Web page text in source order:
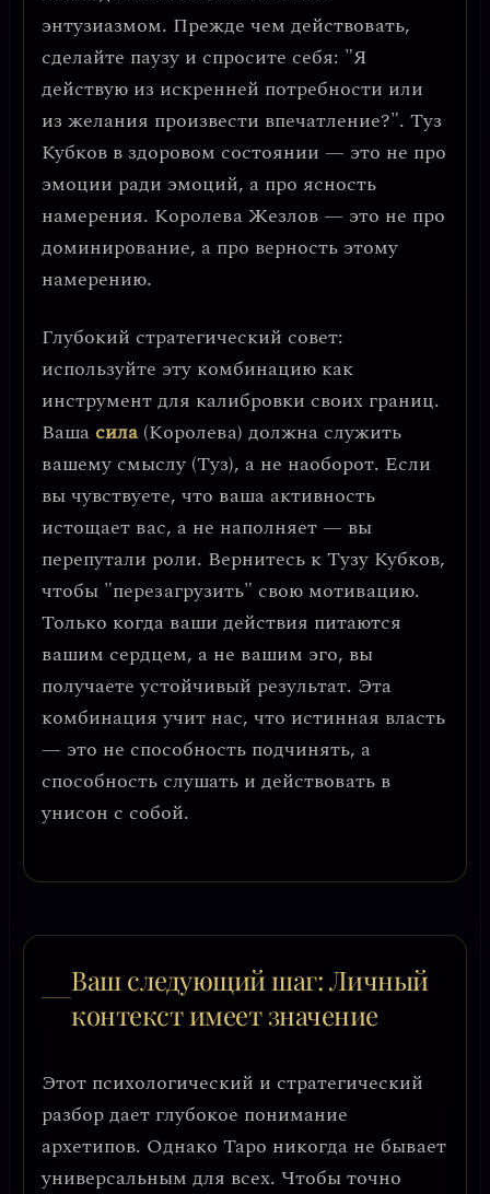
энтузиазмом. Прежде чем действовать,
сделайте паузу и спросите себя: "Я
действую из искренней потребности или
из желания произвести впечатление?". Туз
Кубков в здоровом состоянии — это не про
эмоции ради эмоций, а про ясность
намерения. Королева Жезлов — это не про
доминирование, а про верность этому
намерению.
Глубокий стратегический совет:
используйте эту комбинацию как
инструмент для калибровки своих границ.
Ваша сила(Королева) должна служить
вашему смыслу (Туз), а не наоборот. Если
вы чувствуете, что ваша активность
истощает вас, а не наполняет — вы
перепутали роли. Вернитесь к Тузу Кубков,
чтобы "перезагрузить" свою мотивацию.
Только когда ваши действия питаются
вашим сердцем, а не вашим эго, вы
получаете устойчивый результат. Эта
комбинация учит нас, что истинная власть
— это не способность подчинять, а
способность слушать и действовать в
унисон с собой.
Ваш следующий шаг: Личный
контекст имеет значение
Этот психологический и стратегический
разбор дает глубокое понимание
архетипов. Однако Таро никогда не бывает
универсальным для всех. Чтобы точно